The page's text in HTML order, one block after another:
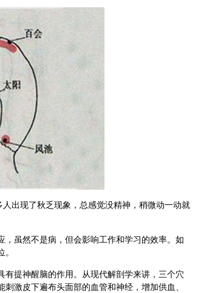
出现了秋乏现象，总感觉没精神，稍微动一动就
虽然不是病，但会影响工作和学习的效率。如
。
提神醒脑的作用。从现代解剖学来讲，三个穴
激皮下遍布头面部的血管和神经，增加供血、